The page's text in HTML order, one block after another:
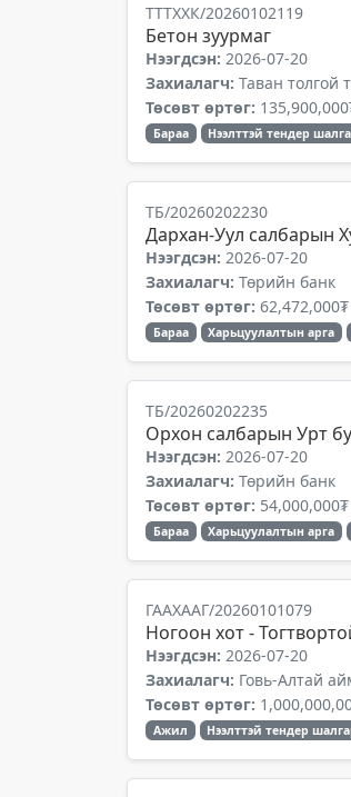
ТТТХХК/20260102119
Бетон зуурмаг
Нээгдсэн: 2026-07-20
Захиалагч: Таван толгой
Төсөвт өртөг:
Бараа Нээлттэй тендер
ТБ/20260202230
Дархан-Уул салбарын
Нээгдсэн: 2026-07-20
Захиалагч: Төрийн банк
Төсөвт өртөг: 62,472,000₮
Бараа Харьцуулалтын арга
ТБ/20260202235
Орхон салбарын Урт
Нээгдсэн: 2026-07-20
Захиалагч: Төрийн банк
Төсөвт өртөг: 54,000,000₮
Бараа Харьцуулалтын арга
ГААХААГ/20260101079
Ногоон хот -
Нээгдсэн: 2026-07-20
Захиалагч: Говь-Алтай
Төсөвт өртөг:
Ажил Нээлттэй тендер